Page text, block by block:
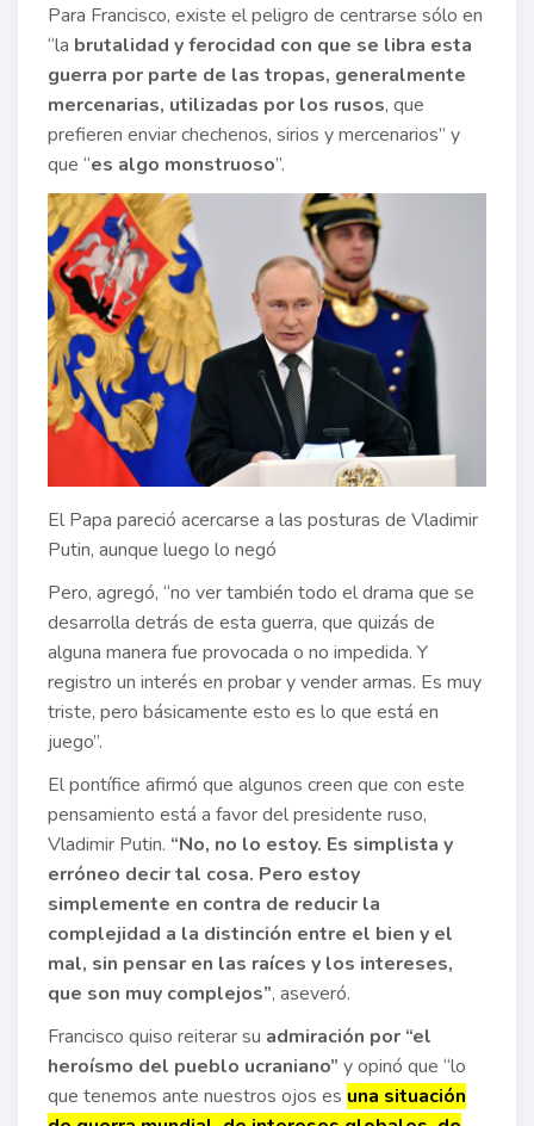
Para Francisco, existe el peligro de centrarse sólo en
“la brutalidad y ferocidad con que se libra esta
guerra por parte de las tropas, generalmente
mercenarias, utilizadas por los rusos, que
prefieren enviar chechenos, sirios y mercenarios” y
que “es algo monstruoso”.
El Papa pareció acercarse a las posturas de Vladimir
Putin, aunque luego lo negó
Pero, agregó, “no ver también todo el drama que se
desarrolla detrás de esta guerra, que quizás de
alguna manera fue provocada o no impedida. Y
registro un interés en probar y vender armas. Es muy
triste, pero básicamente esto es lo que está en
juego”.
El pontífice afirmó que algunos creen que con este
pensamiento está a favor del presidente ruso,
Vladimir Putin. “No, no lo estoy. Es simplista y
erróneo decir tal cosa. Pero estoy
simplemente en contra de reducir la
complejidad a la distinción entre el bien y el
mal, sin pensar en las raíces y los intereses,
que son muy complejos”, aseveró.
Francisco quiso reiterar su admiración por “el
heroísmo del pueblo ucraniano” y opinó que “lo
que tenemos ante nuestros ojos es una situación